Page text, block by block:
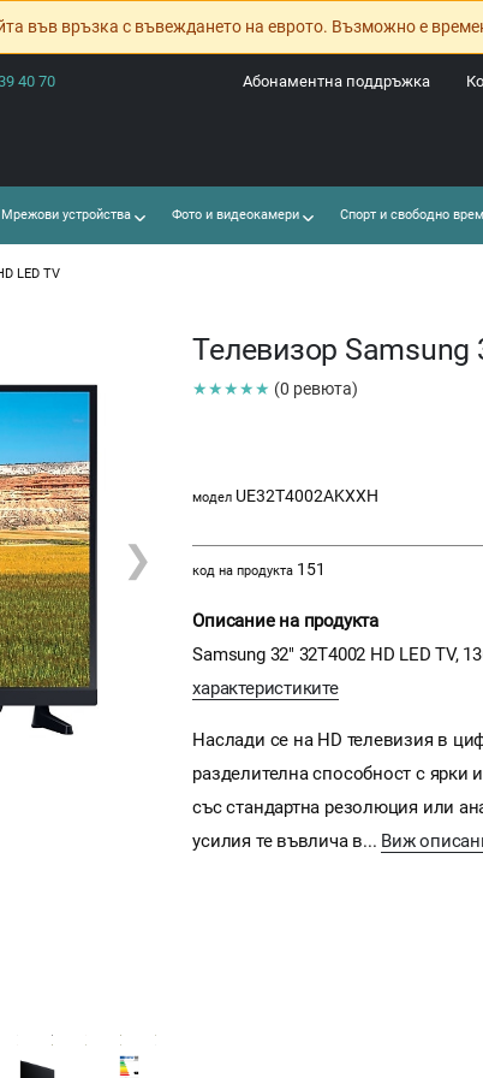
във връзка с въвеждането на еврото. Възможно е
40 70 Абонаментна поддръжка
устройства Фото и видеокамери Спорт и свободно
LED TV
❯
Телевизор Samsung
★★★★★ (0 ревюта)
модел UE32T4002AKXXH
код на продукта 151
Описание на продукта
Samsung 32" 32T4002 HD LED TV,
характеристиките
Наслади се на HD телевизия в
разделителна способност с ярки
със стандартна резолюция или
усилия те въвлича в... Виж